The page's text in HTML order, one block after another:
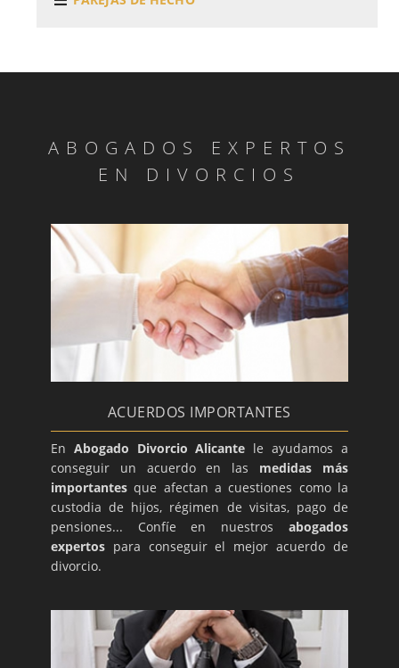
ABOGADOS EXPERTOS
EN DIVORCIOS
ACUERDOS IMPORTANTES
En Abogado Divorcio Alicante le ayudamos a
conseguir un acuerdo en las medidas más
importantesque afectan a cuestiones como la
custodia de hijos, régimen de visitas, pago de
pensiones... Confíe en nuestros abogados
expertos para conseguir el mejor acuerdo de
divorcio.